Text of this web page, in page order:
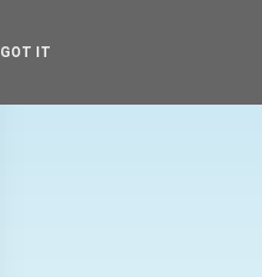
GOT IT